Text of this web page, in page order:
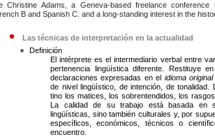
Christine Adams, a Geneva-based freelance conference
B and Spanish C. and a long-standing interest in the
Las técnicas de interpretación en la actualidad
Definición
El intérprete es el intermediario verbal entre
pertenencia lingüística diferente. Restituye
declaraciones expresadas en el idioma original
de nivel lingüístico, de intención, de tonalidad.
tino los matices, los sobrentendidos, los
La calidad de su trabajo está basada en
lingüísticas, sino también culturales y, por
específicos,económicos, técnicos o
encuentro.